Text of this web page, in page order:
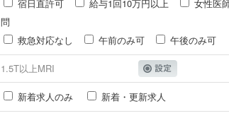
宿日直許可 給与1回10万円以上 女性医
問
救急対応なし
午前のみ可 午後のみ可
1.5T以上MRI
新着求人のみ
新着・更新求人